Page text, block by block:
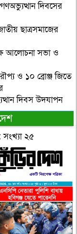
দিবসের
ছাত্রসমাজের
আলোচনা সভা ও
ও ১০ ব্রোঞ্জ জিতে
দিবস উদযাপন
২৫